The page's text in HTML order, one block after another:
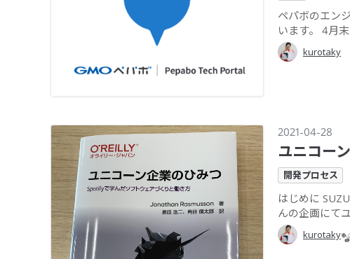
ペパボのエン
います。 4月
kurotaky
2021-04-28
ユニコー
開発プロセス
はじめに
んの企画にて
kurotaky